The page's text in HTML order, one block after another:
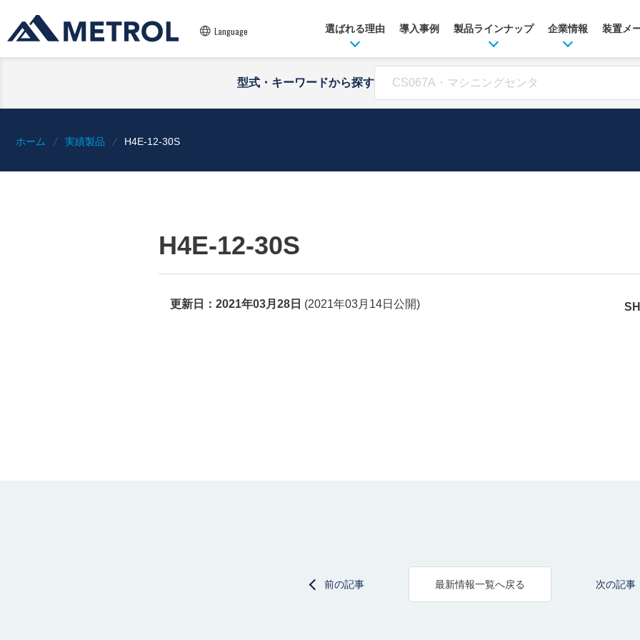
Language 選ばれる理由 導入事例 製品ラインナップ 企業情報 装置メ
型式・キーワードから探す
ホーム 実績製品 H4E-12-30S
H4E-12-30S
更新日： 2021年03月28日 (2021年03月14日 公開)
前の記事 最新情報一覧へ戻る 次の記事